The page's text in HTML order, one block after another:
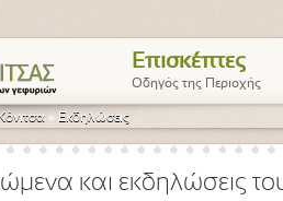
Επισκέπτες
Οδηγός της Περιοχής
Κόνιτσα » Εκδηλώσεις
και εκδηλώσεις